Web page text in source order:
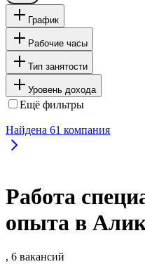
График
Рабочие часы
Тип занятости
Уровень дохода
Ещё фильтры
Найдена 61 компания
Работа
опыта в
, 6 вакансий